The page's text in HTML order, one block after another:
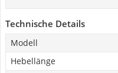
Technische Details
Modell
Hebellänge